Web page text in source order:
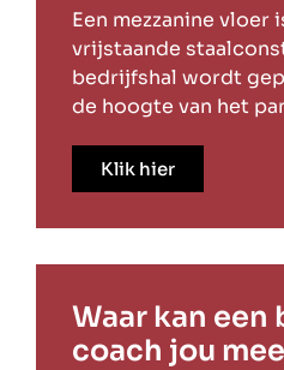
Een mezzanine vloer
vrijstaande
bedrijfshal wordt
de hoogte van het
Klik hier
Waar kan een
coach jou